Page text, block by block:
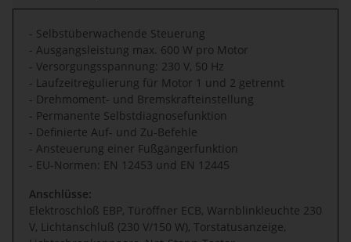
- Selbstüberwachende Steuerung
- Ausgangsleistung max. 600 W pro Motor
- Versorgungsspannung: 230 V, 50 Hz
- Laufzeitregulierung für Motor 1 und 2 getrennt
- Drehmoment- und Bremskrafteinstellung
- Permanente Selbstdiagnosefunktion
- Definierte Auf- und Zu-Befehle
- Ansteuerung einer Fußgängerfunktion
- EU-Normen: EN 12453 und EN 12445
Anschlüsse:
Elektroschloß EBP, Türöffner ECB, Warnblinkleuchte 230
V, Lichtanschluß (230 V/150 W), Torstatusanzeige,